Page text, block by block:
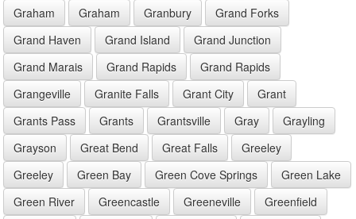
Graham
Graham Granbury
Grand Forks
Grand Haven
Grand Island
Grand Junction
Grand Marais
Grand Rapids
Grand Rapids
Grangeville
Granite Falls Grant City
Grant
Grants Pass
Grants Grantsville Gray
Grayling
Grayson
Great Bend Great Falls
Greeley
Greeley
Green Bay Green Cove Springs
Green Lake
Green River
Greencastle Greeneville
Greenfield